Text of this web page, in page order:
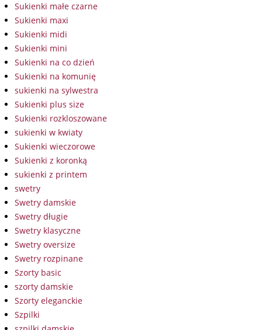
Sukienki małe czarne
Sukienki maxi
Sukienki midi
Sukienki mini
Sukienki na co dzień
Sukienki na komunię
sukienki na sylwestra
Sukienki plus size
Sukienki rozkloszowane
sukienki w kwiaty
Sukienki wieczorowe
Sukienki z koronką
sukienki z printem
swetry
Swetry damskie
Swetry długie
Swetry klasyczne
Swetry oversize
Swetry rozpinane
Szorty basic
szorty damskie
Szorty eleganckie
Szpilki